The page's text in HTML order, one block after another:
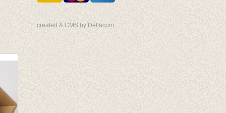
created & CMS by Deltacom